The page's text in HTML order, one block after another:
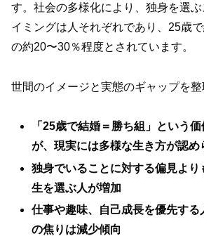
す。社会の多様化により、独身を選
イミングは人それぞれであり、25歳
の約20〜30％程度とされています。
世間のイメージと実態のギャップを整
「25歳で結婚＝勝ち組」という
が、現実には多様な生き方が認め
独身でいることに対する偏見より
生を選ぶ人が増加
仕事や趣味、自己成長を優先する
の焦りは減少傾向